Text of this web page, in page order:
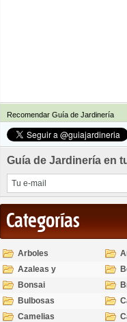
Recomendar Guía de Jardinería
Guía de Jardinería en
Categorías
Arboles
Azaleas y
Rododendros
Bonsai
Bulbosas
Camelias